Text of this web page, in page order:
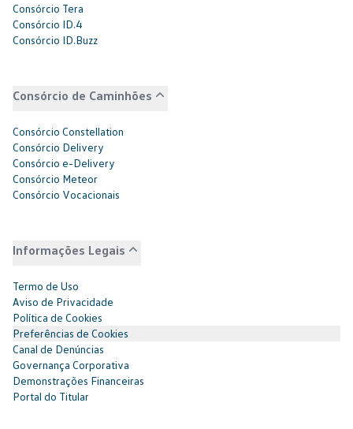
Consórcio Tera
Consórcio ID.4
Consórcio ID.Buzz
Consórcio de Caminhões
Consórcio Constellation
Consórcio Delivery
Consórcio e-Delivery
Consórcio Meteor
Consórcio Vocacionais
Informações Legais
Termo de Uso
Aviso de Privacidade
Política de Cookies
Preferências de Cookies
Canal de Denúncias
Governança Corporativa
Demonstrações Financeiras
Portal do Titular